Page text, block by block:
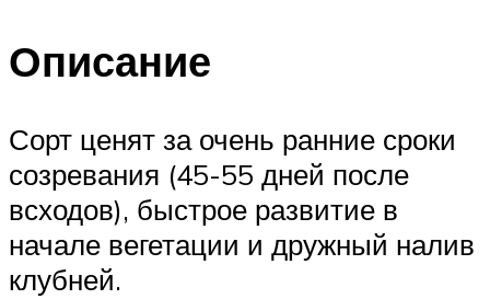
Описание
Сорт ценят за очень ранние сроки
созревания (45-55 дней после
всходов), быстрое развитие в
начале вегетации и дружный налив
клубней.